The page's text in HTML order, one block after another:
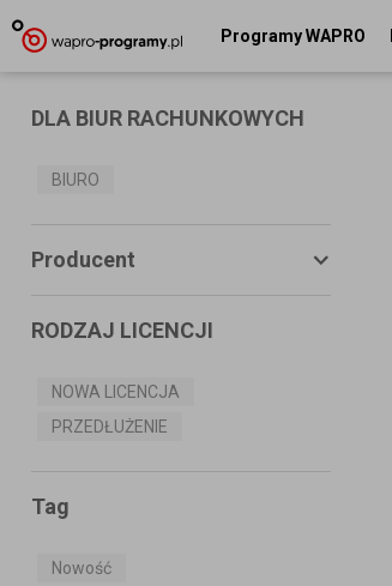
Programy WAPRO
DLA BIUR RACHUNKOWYCH
BIURO
Producent
S.A.
MS SYSTEMS
MISTRAL.NET Sp. z o.o
RODZAJ LICENCJI
NOWA LICENCJA
PRZEDŁUŻENIE
Tag
Nowość